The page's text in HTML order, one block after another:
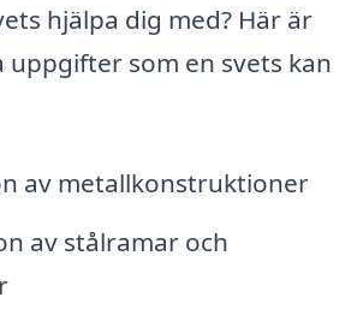
hjälpa dig med? Här är
uppgifter som en svets kan
av metallkonstruktioner
av stålramar och